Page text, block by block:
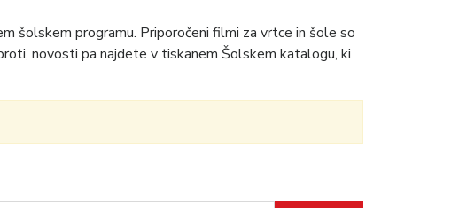
šolskem programu. Priporočeni filmi za vrtce in šole so
novosti pa najdete v tiskanem Šolskem katalogu, ki